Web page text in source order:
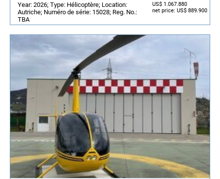
US$ 1.067.880
net price: US$ 889.900
Year: 2026; Type: Hélicoptère; Location:
Autriche; Numéro de série: 15028; Reg. No.:
TBA